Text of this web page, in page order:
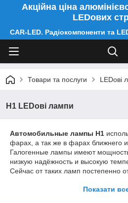
Акційна ціна
LEDових
CAR-LED. Радіокомпоненти та
Товари та послуги LEDові
H1 LEDові лампи
Автомобильные лампы H1
фарах, а так же в фарах ближнего и
Галогенные лампы имеют
низкую надёжность и высокую
Сейчас от таких ламп постепенно
На смену галогенным
Показати